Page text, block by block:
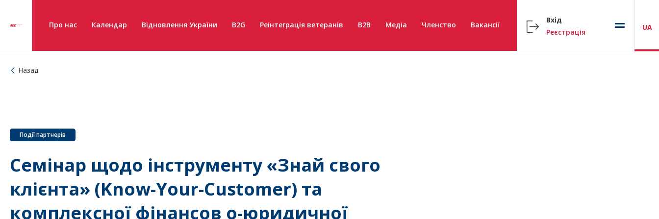
Про нас Календар Відновлення України B2G Реінтеграція ветеранів B2B Медіа Членство Вакансії
Вхід
Реєстрація
UA
Назад
Події партнерів
Семінар щодо інструменту «Знай свого
клієнта» (Know-Your-Customer) та
комплексної фінансов о-юридичної